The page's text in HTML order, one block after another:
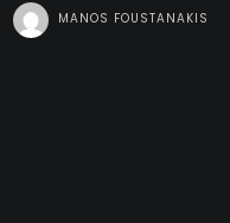
MANOS FOUSTANAKIS